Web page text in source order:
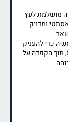
מושלמת לעץ
ומדויק.
אורי 2** מבית מתניה כדי להעניק
תוך הקפדה על